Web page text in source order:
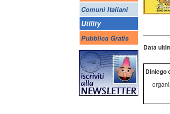
Comuni Italiani
Utility
Pubblica Gratis
Data
Diniego